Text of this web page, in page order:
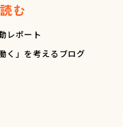
読む
レポート
く」を考えるブログ